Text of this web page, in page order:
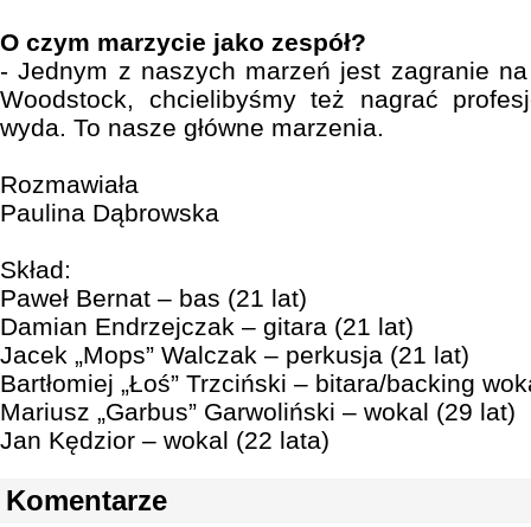
O czym marzycie jako zespół?
- Jednym z naszych marzeń jest zagranie
Woodstock, chcielibyśmy też nagrać
wyda. To nasze główne marzenia.
Rozmawiała
Paulina Dąbrowska
Skład:
Paweł Bernat – bas (21 lat)
Damian Endrzejczak – gitara (21 lat)
Jacek „Mops” Walczak – perkusja (21 lat)
Bartłomiej „Łoś” Trzciński – bitara/backing
Mariusz „Garbus” Garwoliński – wokal (29 lat)
Jan Kędzior – wokal (22 lata)
Komentarze